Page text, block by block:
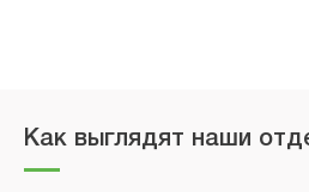
Как выглядят наши